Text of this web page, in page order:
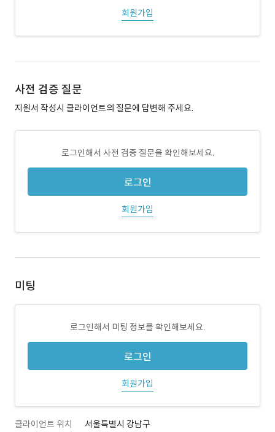
회원가입
사전 검증 질문
지원서 작성시 클라이언트의 질문에 답변해 주세요.
로그인해서 사전 검증 질문을 확인해보세요.
로그인
회원가입
미팅
로그인해서 미팅 정보를 확인해보세요.
로그인
회원가입
클라이언트 위치 서울특별시 강남구